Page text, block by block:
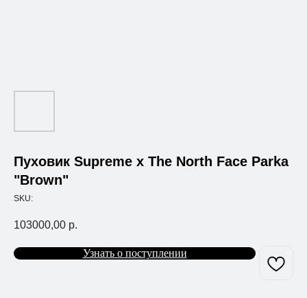
Пуховик Supreme x The North Face Parka
"Brown"
SKU:
103000,00 р.
Узнать о поступлении